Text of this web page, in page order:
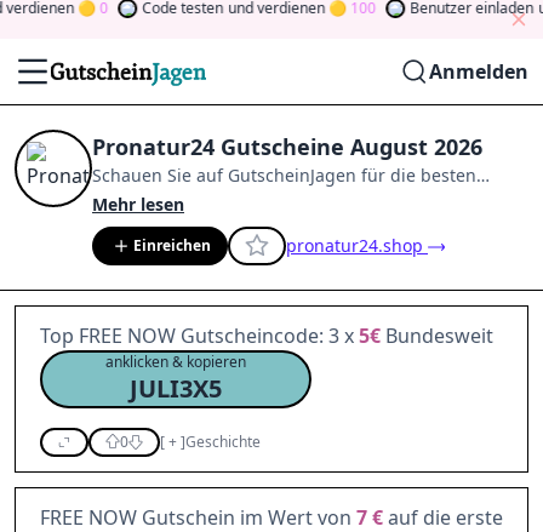
0 Code testen und verdienen 100 Benutzer einladen
Anmelden
Pronatur24 Gutscheine August 2026
Schauen Sie auf GutscheinJagen für die besten
Pronatur24-Angebote im
Mitglied der Community
indem Sie durch Abstimmen, Testen, Teilen und
mehr beitragen.
Drehen Sie den Glücksklee
gewinnen Sie Geld
Mehr lesen
Einreichen pronatur24.shop
Top FREE NOW Gutscheincode: 3 x5€ Bundesweit
anklicken & kopieren
JULI3X5
0 [+]Geschichte
FREE NOW Gutschein im Wert von 7 €auf die erste